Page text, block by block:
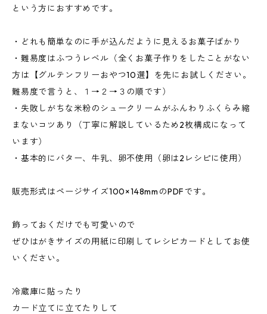
という方におすすめです。
・どれも簡単なのに手が込んだように見えるお菓子ばかり
・難易度はふつうレベル（全くお菓子作りをしたことがない
方は【グルテンフリーおやつ10選】を先にお試しください。
難易度で言うと、１→２→３の順です）
・失敗しがちな米粉のシュークリームがふんわりふくらみ縮
まないコツあり（丁寧に解説しているため2枚構成になって
います）
・基本的にバター、牛乳、卵不使用（卵は2レシピに使用）
販売形式はページサイズ100×148mmのPDFです。
飾っておくだけでも可愛いので
ぜひはがきサイズの用紙に印刷してレシピカードとしてお使
いください。
冷蔵庫に貼ったり
カード立てに立てたりして